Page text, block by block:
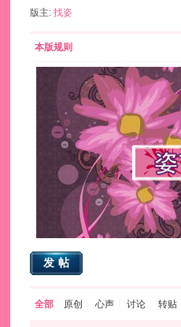
版主: 找姿
本版规则
发帖
全部 原创 心声 讨论 转贴